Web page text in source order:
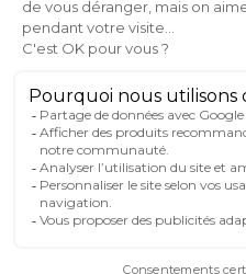
AIDE & CONTACT